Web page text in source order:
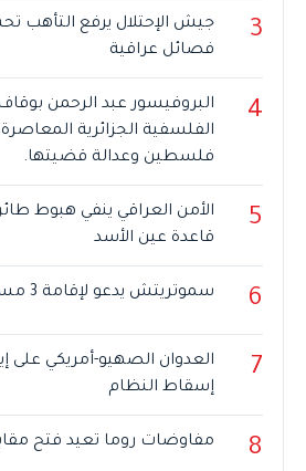
3
جيش الإحتلال يرفع التأهب
فصائل عراقية
4
البروفيسور عبد الرحمن
الفلسفية الجزائرية
فلسطين وعدالة قضيتها.
5
الأمن العراقي ينفي هبوط
قاعدة عين الأسد
6 سموتريتش يدعو لإقامة 3 مستوطنات شمالي غزة
7
العدوان الصهيو-أمريكي على
إسقاط النظام
8 مفاوضات روما تعيد فتح